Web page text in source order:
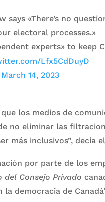
says «There’s no
electoral processes.»
experts» to keep
Lfx5CdDuyD
March 14, 2023
los medios de
no eliminar las
más inclusivos”, decía
por parte de los
del Consejo Privado
democracia de